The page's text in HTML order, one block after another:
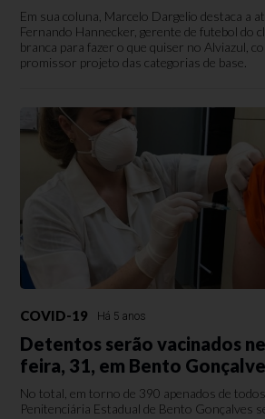
Em sua coluna, Marcelo Dargelio​ destaca a
Fernando Hannecker, gerente de futebol do
branca para fazer o que quiser no Alviazul,
promissor projeto das categorias de base.
COVID-19 Há 5 anos
Detentos serão vacinados
feira, 31, em Bento
No total, em torno de 390 apenados de
Penitenciária Estadual de Bento Gonçalves